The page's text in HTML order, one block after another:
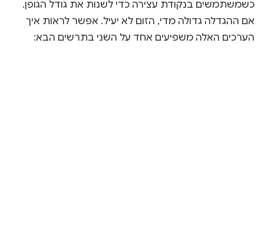
כשמשתמשים בנקודת עצירה כדי לשנות את גודל הגופן.
אם ההגדלה גדולה מדי, הזום לא יעיל. אפשר לראות איך
הערכים האלה משפיעים אחד על השני בתרשים הבא: